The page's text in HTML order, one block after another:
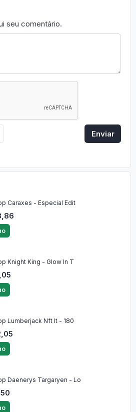
seu comentário.
Enviar
Caraxes - Especial Edit
Knight King - Glow In T
Lumberjack Nft It - 180
Daenerys Targaryen - Lo